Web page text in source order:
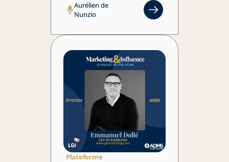
Aurélien de
Nunzio
Plateforme